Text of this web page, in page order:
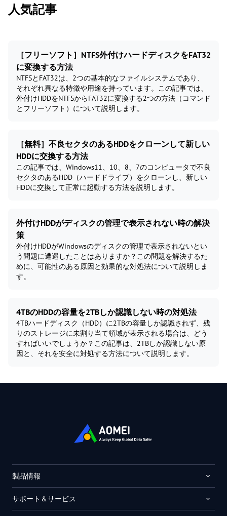
人気記事
［フリーソフト］NTFS外付けハードディスクをFAT32
に変換する方法
NTFSとFAT32は、2つの基本的なファイルシステムであり、
それぞれ異なる特徴や用途を持っています。この記事では、
外付けHDDをNTFSからFAT32に変換する2つの方法（コマンド
とフリーソフト）について説明します。
［無料］不良セクタのあるHDDをクローンして新しい
HDDに交換する方法
この記事では、Windows11、10、8、7のコンピュータで不良
セクタのあるHDD（ハードドライブ）をクローンし、新しい
HDDに交換して正常に起動する方法を説明します。
外付けHDDがディスクの管理で表示されない時の解決
策
外付けHDDがWindowsのディスクの管理で表示されないとい
う問題に遭遇したことはありますか？この問題を解決するた
めに、可能性のある原因と効果的な対処法について説明しま
す。
4TBのHDDの容量を2TBしか認識しない時の対処法
4TBハードディスク（HDD）に2TBの容量しか認識されず、残
りのストレージに未割り当て領域が表示される場合は、どう
すればいいでしょうか？この記事は、2TBしか認識しない原
因と、それを安全に対処する方法について説明します。
製品情報
サポート＆サービス